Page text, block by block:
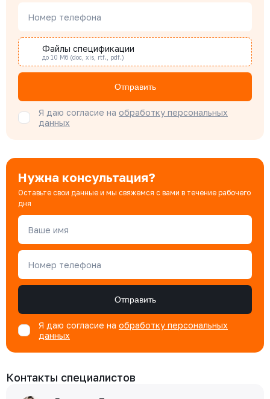
Наталья Гомонова
Бондарюк Евгения
Специалист отдела продаж
Номер телефона
Файлы спецификации
до 10 Мб (doc, xis, rtf., pdf.)
Отправить
Я даю согласие на обработку персональных
данных
Нужна консультация?
Оставьте свои данные и мы свяжемся с вами в течение рабочего
дня
Ваше имя
Номер телефона
Отправить
Я даю согласие на обработку персональных
данных
Контакты специалистов